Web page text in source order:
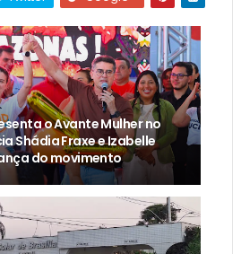
o Avante Mulher no
Shádia Fraxe e Izabelle
do movimento